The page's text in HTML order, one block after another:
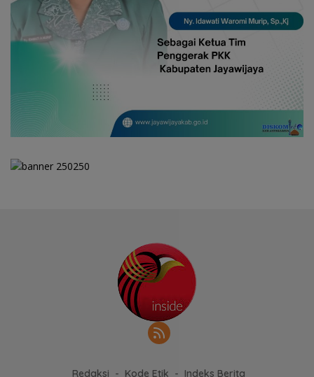
Redaksi Kode Etik Indeks Berita